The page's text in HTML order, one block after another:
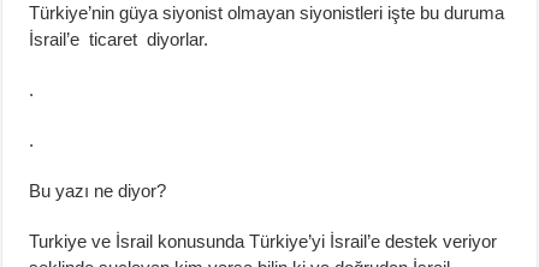
Türkiye’nin güya siyonist olmayan siyonistleri işte bu duruma
İsrail’e ticaret diyorlar.
.
.
Bu yazı ne diyor?
Turkiye ve İsrail konusunda Türkiye’yi İsrail’e destek veriyor